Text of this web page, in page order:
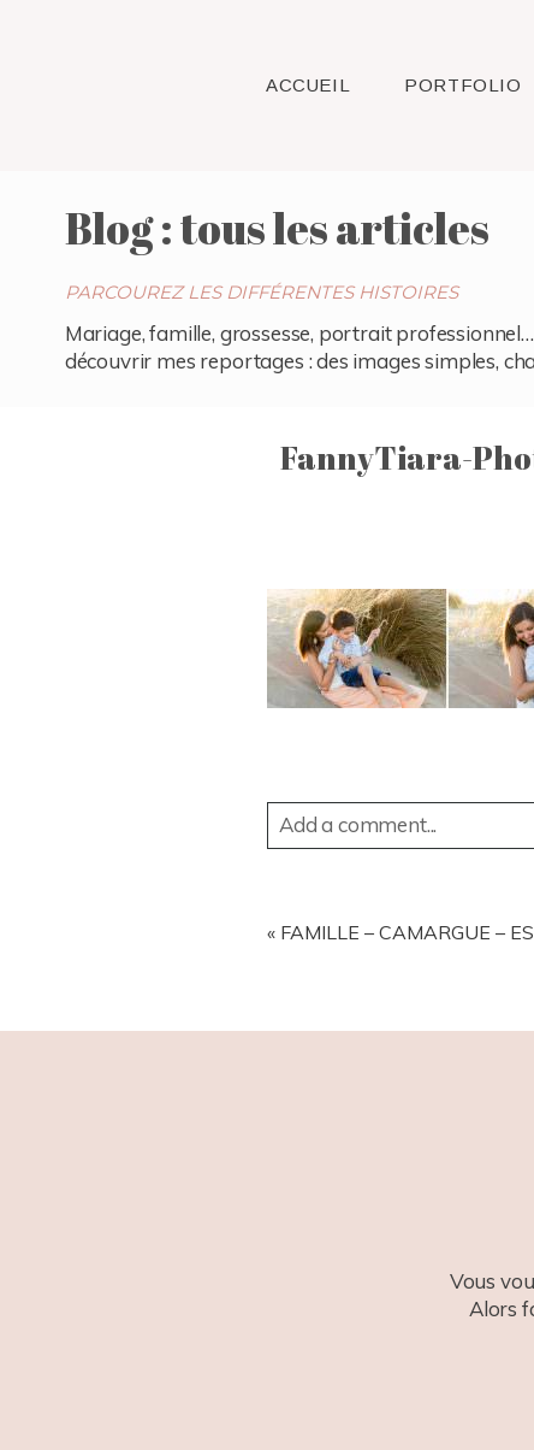
ACCUEIL PORTFOLIO
Blog : tous les articles
PARCOUREZ LES DIFFÉRENTES HISTOIRES
Mariage, famille, grossesse, portrait
découvrir mes reportages : des images simples,
FannyTiara-
Add a comment...
« FAMILLE – CAMARGUE –
Vous
Alors